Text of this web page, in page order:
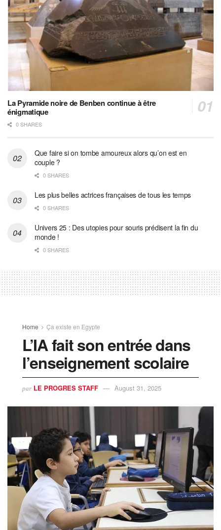
La Pyramide noire de Benben continue à être
énigmatique
0 SHARES
Que faire si on tombe amoureux alors qu’on est en
couple ?
0 SHARES
Les plus belles actrices françaises de tous les temps
0 SHARES
Univers 25 : Des utopies pour souris prédisent la fin du
monde !
0 SHARES
Home Ça existe en Egypte
L’IA fait son entrée dans
l’enseignement scolaire
par LE PROGRES STAFF August 31, 2025